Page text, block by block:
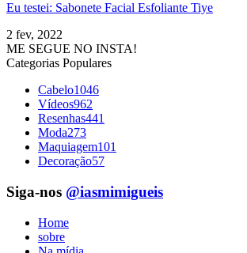
Eu testei: Sabonete Facial Esfoliante Tiye
2 fev, 2022
ME SEGUE NO INSTA!
Categorias Populares
Cabelo1046
Vídeos962
Resenhas441
Moda273
Maquiagem101
Decoração57
Siga-nos @iasmimigueis
Home
sobre